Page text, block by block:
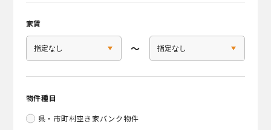
家賃
〜
物件種目
県・市町村空き家バンク物件